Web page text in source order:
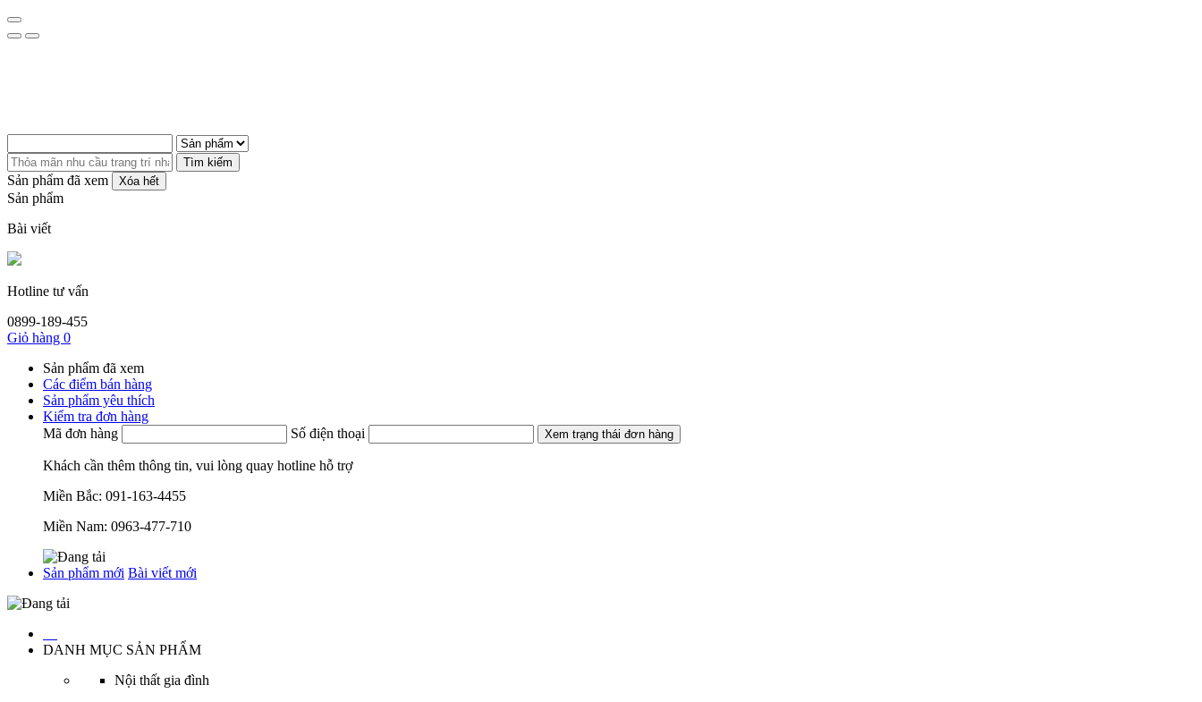
Tìm kiếm
Sản phẩm đã xem Xóa hết
Sản phẩm
Bài viết
Hotline tư vấn
0899-189-455
Giỏ hàng 0
Sản phẩm đã xem
Các điểm bán hàng
Sản phẩm yêu thích
Kiểm tra đơn hàng
Mã đơn hàng
Số điện thoại Xem trạng thái đơn hàng
Khách cần thêm thông tin, vui lòng quay hotline hỗ trợ
Miền Bắc: 091-163-4455
Miền Nam: 0963-477-710
Sản phẩm mới Bài viết mới
DANH MỤC SẢN PHẨM
Nội thất gia đình